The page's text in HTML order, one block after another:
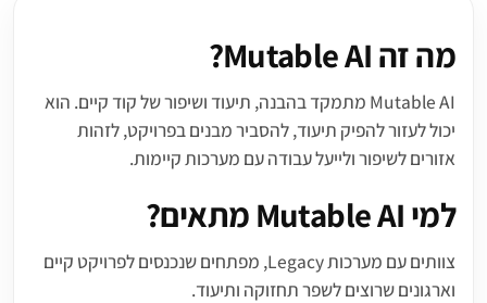
מה זה Mutable AI?
Mutable AI מתמקד בהבנה, תיעוד ושיפור של קוד קיים. הוא
יכול לעזור להפיק תיעוד, להסביר מבנים בפרויקט, לזהות
אזורים לשיפור ולייעל עבודה עם מערכות קיימות.
למי Mutable AI מתאים?
צוותים עם מערכות Legacy, מפתחים שנכנסים לפרויקט קיים
וארגונים שרוצים לשפר תחזוקה ותיעוד.